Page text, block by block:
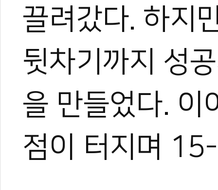
끌려갔다. 하지
뒷차기까지 성
을 만들었다. 이
점이 터지며